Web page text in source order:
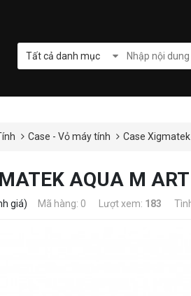
Tất cả danh mục
Case - Vỏ máy tính Case
AQUA M
giá) Mã hàng: 0 Lượt xem: 183